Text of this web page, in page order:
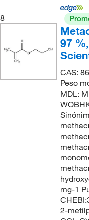
8
97
CAS:
Peso
MDL:
mg-1
2-